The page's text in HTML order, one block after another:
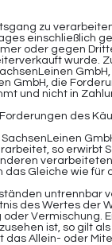
zu
einschließlich
oder gegen
wurde.
GmbH, die
und nicht in
des
so erwirbt
Gleiche wie für
untrennbar
des Wertes der
Vermischung.
ist, so gilt
Allein- oder